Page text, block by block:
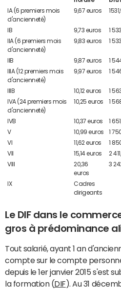
IA (6 premiers mois
d'ancienneté)
9,67 euros
IB 9,73 euros
1
IIA (6 premiers mois
d'ancienneté)
9,83 euros 1
IIB 9,87 euros
1
IIIA (12 premiers mois
d'ancienneté)
9,97 euros 1
IIIB 10,12 euros
1
IVA (24 premiers mois
d'ancienneté)
10,25 euros 1
IVB 10,37 euros
1
V
10,99 euros
1
VI
11,62 euros
1
VII
15,14 euros
2
VIII
20,36
euros
3
IX
Cadres
dirigeants
Le DIF dans le
gros à prédominance
Tout salarié, ayant 1 an
compte sur le compte
depuis le 1er janvier 2015 s'est
la formation (DIF ). Au 31